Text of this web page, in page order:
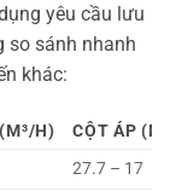
yêu cầu lưu
so sánh nhanh
khác:
H)
CỘT ÁP (M)
27.7 – 17